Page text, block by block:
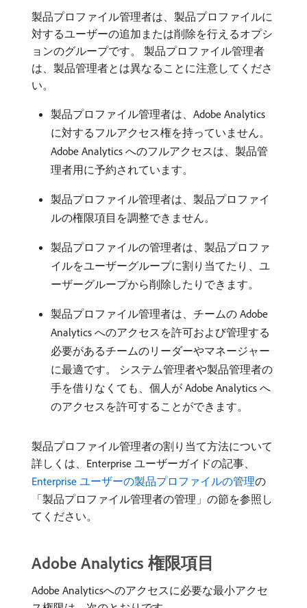
製品プロファイル管理者は、製品プロファイルに
対するユーザーの追加または削除を行えるオプシ
ョンのグループです。 製品プロファイル管理者
は、製品管理者とは異なることに注意してくださ
い。
製品プロファイル管理者は、Adobe Analytics
に対するフルアクセス権を持っていません。
Adobe Analytics へのフルアクセスは、製品管
理者用に予約されています。
製品プロファイル管理者は、製品プロファイ
ルの権限項目を調整できません。
製品プロファイルの管理者は、製品プロファ
イルをユーザーグループに割り当てたり、ユ
ーザーグループから削除したりできます。
製品プロファイル管理者は、チームの Adobe
Analytics へのアクセスを許可および管理する
必要があるチームのリーダーやマネージャー
に最適です。 システム管理者や製品管理者の
手を借りなくても、個人が Adobe Analytics へ
のアクセスを許可することができます。
製品プロファイル管理者の割り当て方法について
詳しくは、Enterprise ユーザーガイドの記事、
Enterprise ユーザーの製品プロファイルの管理の
「製品プロファイル管理者の管理」の節を参照し
てください。
Adobe Analytics 権限項目
Adobe Analyticsへのアクセスに必要な最小アクセ